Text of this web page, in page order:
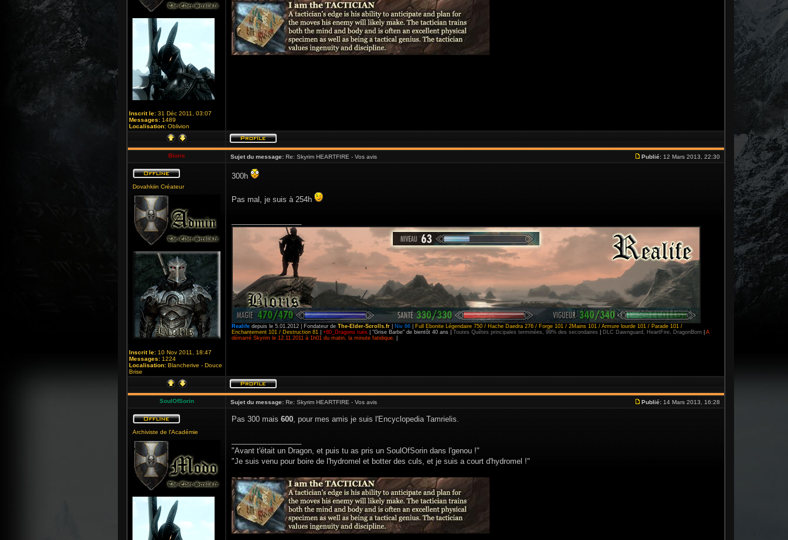
Inscrit le: 31 Déc 2011, 03:07
Messages: 1489
Localisation: Oblivion
Bioris Sujet du message: Re: Skyrim HEARTFIRE - Vos avis Publié: 12 Mars 2013, 22:30
Dovahkiin Créateur
Inscrit le: 10 Nov 2011, 18:47
Messages: 1224
Localisation: Blancherive - Douce
Brise
300h
Pas mal, je suis à 254h
Realife depuis le 5.01.2012 | Fondateur de The-Elder-Scrolls.fr Niv 66
Full Ebonite Légendaire 750 / Hache Daedra 276 / Forge 101 / 2Mains 101 / Armure lourde 101 / Parade 101 /
Enchantement 101 / Destruction 81
+80_Dragons tués | "Grise Barbe" de bientôt 40 ans | Toutes Quêtes principales terminées, 99% des secondaires DLC Dawnguard, HeartFire, DragonBorn
A
démarré Skyrim le 12.11.2011 à 1h01 du matin, la minute fatidique.
SoulOfSorin Sujet du message: Re: Skyrim HEARTFIRE - Vos avis Publié: 14 Mars 2013, 16:28
Archiviste de l'Académie
Pas 300 mais 600, pour mes amis je suis l'Encyclopedia Tamrielis.
"Avant t'était un Dragon, et puis tu as pris un SoulOfSorin dans l'genou !"
"Je suis venu pour boire de l'hydromel et botter des culs, et je suis a court d'hydromel !"